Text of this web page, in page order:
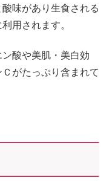
味があり生食される
用されます。
酸や美肌・美白効
がたっぷり含まれて